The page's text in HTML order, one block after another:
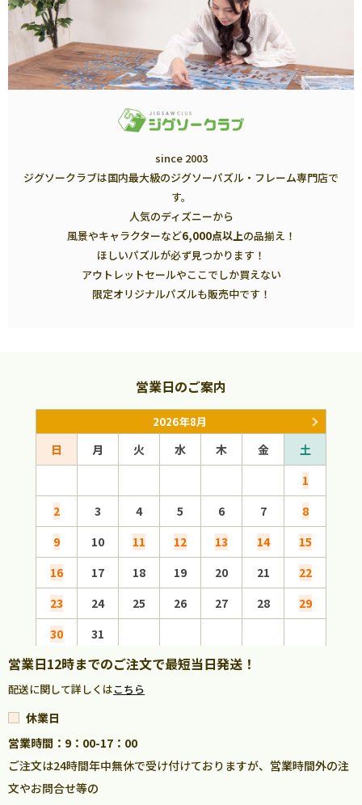
since 2003
ジグソークラブは国内最大級のジグソーパズル・フレーム専門店で
す。
人気のディズニーから
風景やキャラクターなど6,000点以上の品揃え！
ほしいパズルが必ず見つかります！
アウトレットセールやここでしか買えない
限定オリジナルパズルも販売中です！
営業日のご案内
2026年8月
日 月 火 水 木 金
土
1
2
3 4 5 6 7
8
9
10 11 12 13 14
15
16
17 18 19 20 21
22
23
24 25 26 27 28
29
30
31
営業日12時までのご注文で最短当日発送！
配送に関して詳しくはこちら
休業日
営業時間：9：00-17：00
ご注文は24時間年中無休で受け付けておりますが、営業時間外の注
文やお問合せ等の